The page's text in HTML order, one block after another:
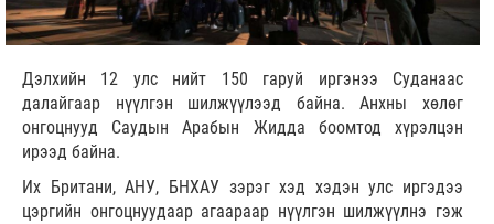
Дэлхийн 12 улс нийт 150 гаруй иргэнээ Суданаас
далайгаар нүүлгэн шилжүүлээд байна. Анхны хөлөг
онгоцнууд Саудын Арабын Жидда боомтод хүрэлцэн
ирээд байна.
Их Британи, АНУ, БНХАУ зэрэг хэд хэдэн улс иргэдээ
цэргийн онгоцнуудаар агаараар нүүлгэн шилжүүлнэ гэж